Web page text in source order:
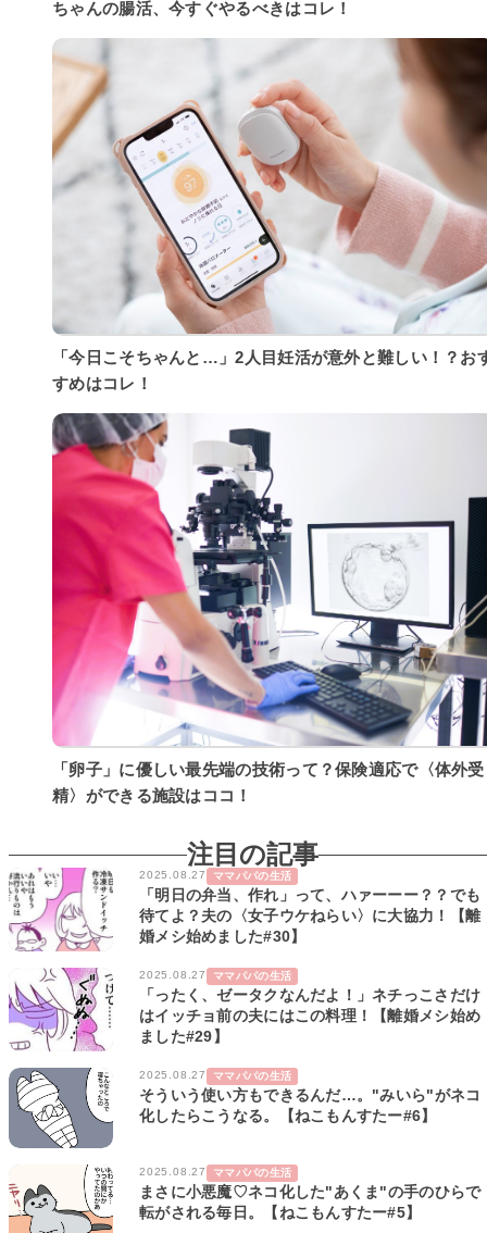
ちゃんの腸活、今すぐやるべきはコレ！
「今日こそちゃんと…」2人目妊活が意外と難しい！？お
すめはコレ！
「卵子」に優しい最先端の技術って？保険適応で〈体外受
精〉ができる施設はココ！
注目の記事
2025.08.27 ママパパの生活
「明日の弁当、作れ」って、ハァーーー？？でも
待てよ？夫の〈女子ウケねらい〉に大協力！【離
婚メシ始めました#30】
2025.08.27 ママパパの生活
「ったく、ゼータクなんだよ！」ネチっこさだけ
はイッチョ前の夫にはこの料理！【離婚メシ始め
ました#29】
2025.08.27 ママパパの生活
そういう使い方もできるんだ…。"みいら"がネコ
化したらこうなる。【ねこもんすたー#6】
2025.08.27 ママパパの生活
まさに小悪魔♡ネコ化した"あくま"の手のひらで
転がされる毎日。【ねこもんすたー#5】